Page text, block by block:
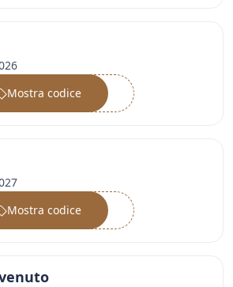
••••••
Mostra codice
••••••
Mostra codice